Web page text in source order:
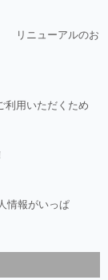
リニューアルのお
利用いただくため
情報がいっぱ